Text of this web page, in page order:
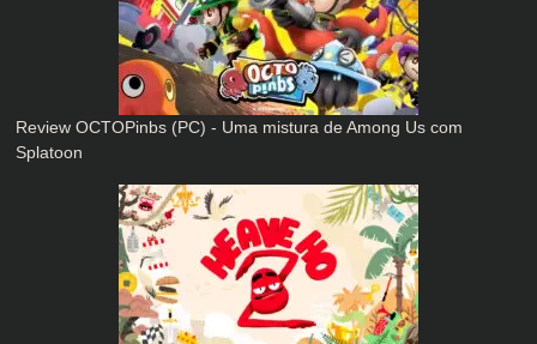
Review OCTOPinbs (PC) - Uma mistura de Among Us com
Splatoon